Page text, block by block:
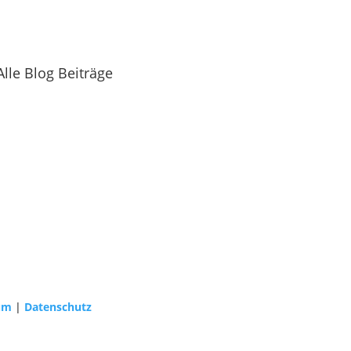
Blog Beiträge
| Datenschutz